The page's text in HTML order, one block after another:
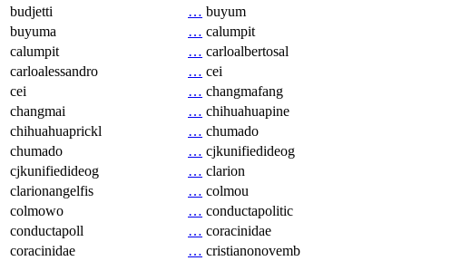
budjetti
… buyum
buyuma
… calumpit
calumpit
… carloalbertosal
carloalessandro
… cei
cei
… changmafang
changmai
… chihuahuapine
chihuahuaprickl
… chumado
chumado
… cjkunifiedideog
cjkunifiedideog
… clarion
clarionangelfis
… colmou
colmowo
… conductapolitic
conductapoll
… coracinidae
coracinidae
… cristianonovemb